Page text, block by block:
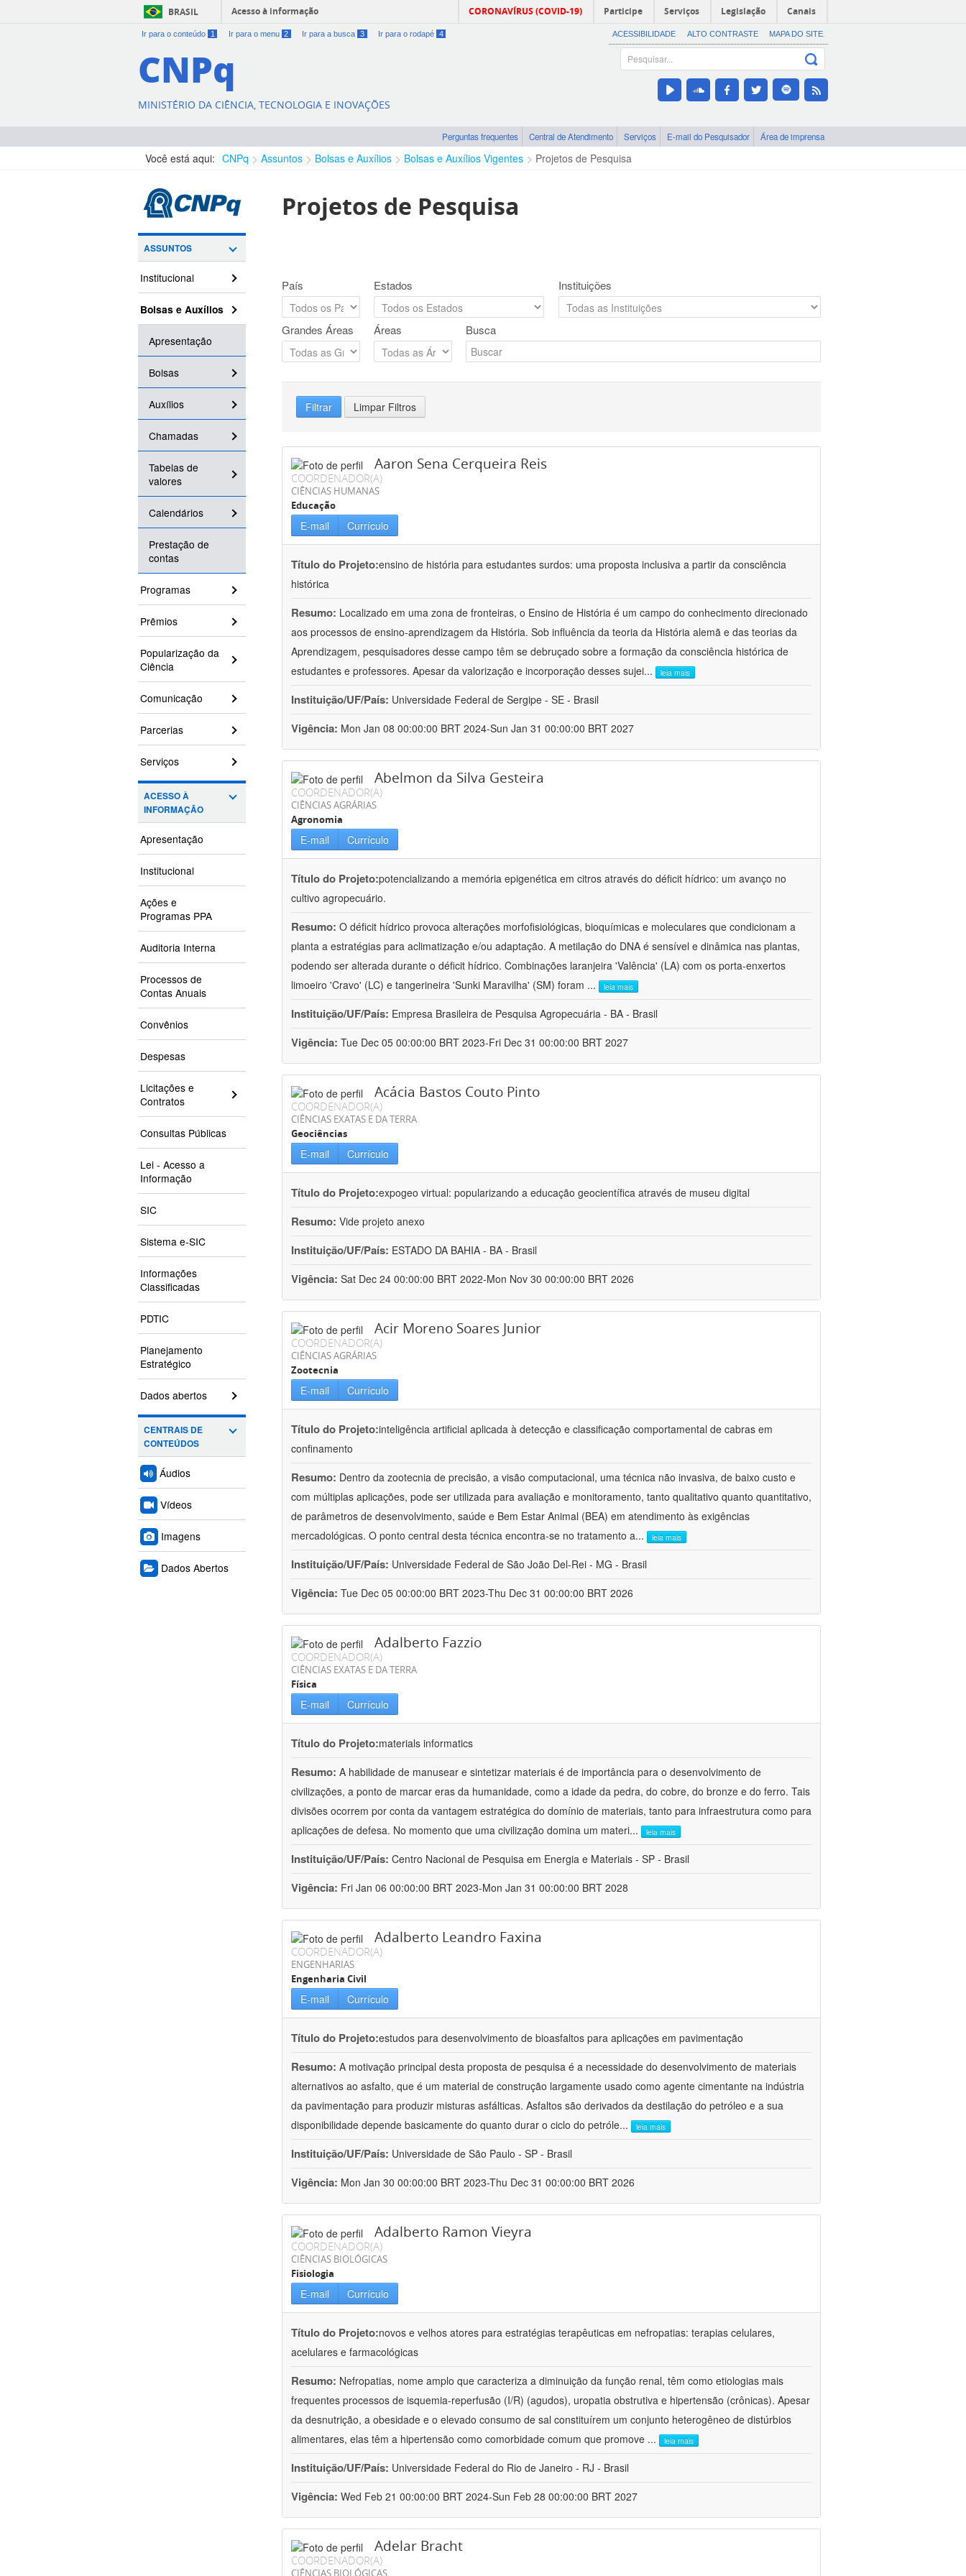
BRASIL Acesso à informação CORONAVÍRUS (COVID-19) Participe Serviços Legislação Canais
Ir para o conteúdo 1 Ir para o menu 2 Ir para a busca 3 Ir para o rodapé 4 ACESSIBILIDADE ALTO CONTRASTE MAPA DO SITE
CNPq
MINISTÉRIO DA CIÊNCIA, TECNOLOGIA E INOVAÇÕES
Perguntas frequentes Central de Atendimento Serviços E-mail do Pesquisador Área de imprensa
Você está aqui: CNPq Assuntos Bolsas e Auxílios Bolsas e Auxílios Vigentes Projetos de Pesquisa
ASSUNTOS
Institucional
Bolsas e Auxílios
Apresentação
Bolsas
Auxílios
Chamadas
Tabelas de
valores
Calendários
Prestação de
contas
Programas
Prêmios
Popularização da
Ciência
Comunicação
Parcerias
Serviços
ACESSO À
INFORMAÇÃO
Apresentação
Institucional
Ações e
Programas PPA
Auditoria Interna
Processos de
Contas Anuais
Convênios
Despesas
Licitações e
Contratos
Consultas Públicas
Lei - Acesso a
Informação
SIC
Sistema e-SIC
Informações
Classificadas
PDTIC
Planejamento
Estratégico
Dados abertos
CENTRAIS DE
CONTEÚDOS
Áudios
Vídeos
Imagens
Dados Abertos
Projetos de Pesquisa
País Estados Instituições
Grandes Áreas Áreas Busca
Filtrar Limpar Filtros
Aaron Sena Cerqueira Reis
COORDENADOR(A)
CIÊNCIAS HUMANAS
Educação
E-mail Currículo
Título do Projeto:ensino de história para estudantes surdos: uma proposta inclusiva a partir da consciência
histórica
Resumo: Localizado em uma zona de fronteiras, o Ensino de História é um campo do conhecimento direcionado
aos processos de ensino-aprendizagem da História. Sob influência da teoria da História alemã e das teorias da
Aprendizagem, pesquisadores desse campo têm se debruçado sobre a formação da consciência histórica de
estudantes e professores. Apesar da valorização e incorporação desses sujei... leia mais
Instituição/UF/País: Universidade Federal de Sergipe - SE - Brasil
Vigência: Mon Jan 08 00:00:00 BRT 2024-Sun Jan 31 00:00:00 BRT 2027
Abelmon da Silva Gesteira
COORDENADOR(A)
CIÊNCIAS AGRÁRIAS
Agronomia
E-mail Currículo
Título do Projeto:potencializando a memória epigenética em citros através do déficit hídrico: um avanço no
cultivo agropecuário.
Resumo: O déficit hídrico provoca alterações morfofisiológicas, bioquímicas e moleculares que condicionam a
planta a estratégias para aclimatização e/ou adaptação. A metilação do DNA é sensível e dinâmica nas plantas,
podendo ser alterada durante o déficit hídrico. Combinações laranjeira 'Valência' (LA) com os porta-enxertos
limoeiro 'Cravo' (LC) e tangerineira 'Sunki Maravilha' (SM) foram ... leia mais
Instituição/UF/País: Empresa Brasileira de Pesquisa Agropecuária - BA - Brasil
Vigência: Tue Dec 05 00:00:00 BRT 2023-Fri Dec 31 00:00:00 BRT 2027
Acácia Bastos Couto Pinto
COORDENADOR(A)
CIÊNCIAS EXATAS E DA TERRA
Geociências
E-mail Currículo
Título do Projeto:expogeo virtual: popularizando a educação geocientífica através de museu digital
Resumo: Vide projeto anexo
Instituição/UF/País: ESTADO DA BAHIA - BA - Brasil
Vigência: Sat Dec 24 00:00:00 BRT 2022-Mon Nov 30 00:00:00 BRT 2026
Acir Moreno Soares Junior
COORDENADOR(A)
CIÊNCIAS AGRÁRIAS
Zootecnia
E-mail Currículo
Título do Projeto:inteligência artificial aplicada à detecção e classificação comportamental de cabras em
confinamento
Resumo: Dentro da zootecnia de precisão, a visão computacional, uma técnica não invasiva, de baixo custo e
com múltiplas aplicações, pode ser utilizada para avaliação e monitoramento, tanto qualitativo quanto quantitativo,
de parâmetros de desenvolvimento, saúde e Bem Estar Animal (BEA) em atendimento às exigências
mercadológicas. O ponto central desta técnica encontra-se no tratamento a... leia mais
Instituição/UF/País: Universidade Federal de São João Del-Rei - MG - Brasil
Vigência: Tue Dec 05 00:00:00 BRT 2023-Thu Dec 31 00:00:00 BRT 2026
Adalberto Fazzio
COORDENADOR(A)
CIÊNCIAS EXATAS E DA TERRA
Física
E-mail Currículo
Título do Projeto:materials informatics
Resumo: A habilidade de manusear e sintetizar materiais é de importância para o desenvolvimento de
civilizações, a ponto de marcar eras da humanidade, como a idade da pedra, do cobre, do bronze e do ferro. Tais
divisões ocorrem por conta da vantagem estratégica do domínio de materiais, tanto para infraestrutura como para
aplicações de defesa. No momento que uma civilização domina um materi... leia mais
Instituição/UF/País: Centro Nacional de Pesquisa em Energia e Materiais - SP - Brasil
Vigência: Fri Jan 06 00:00:00 BRT 2023-Mon Jan 31 00:00:00 BRT 2028
Adalberto Leandro Faxina
COORDENADOR(A)
ENGENHARIAS
Engenharia Civil
E-mail Currículo
Título do Projeto:estudos para desenvolvimento de bioasfaltos para aplicações em pavimentação
Resumo: A motivação principal desta proposta de pesquisa é a necessidade do desenvolvimento de materiais
alternativos ao asfalto, que é um material de construção largamente usado como agente cimentante na indústria
da pavimentação para produzir misturas asfálticas. Asfaltos são derivados da destilação do petróleo e a sua
disponibilidade depende basicamente do quanto durar o ciclo do petróle... leia mais
Instituição/UF/País: Universidade de São Paulo - SP - Brasil
Vigência: Mon Jan 30 00:00:00 BRT 2023-Thu Dec 31 00:00:00 BRT 2026
Adalberto Ramon Vieyra
COORDENADOR(A)
CIÊNCIAS BIOLÓGICAS
Fisiologia
E-mail Currículo
Título do Projeto:novos e velhos atores para estratégias terapêuticas em nefropatias: terapias celulares,
acelulares e farmacológicas
Resumo: Nefropatias, nome amplo que caracteriza a diminuição da função renal, têm como etiologias mais
frequentes processos de isquemia-reperfusão (I/R) (agudos), uropatia obstrutiva e hipertensão (crônicas). Apesar
da desnutrição, a obesidade e o elevado consumo de sal constituírem um conjunto heterogêneo de distúrbios
alimentares, elas têm a hipertensão como comorbidade comum que promove ... leia mais
Instituição/UF/País: Universidade Federal do Rio de Janeiro - RJ - Brasil
Vigência: Wed Feb 21 00:00:00 BRT 2024-Sun Feb 28 00:00:00 BRT 2027
Adelar Bracht
COORDENADOR(A)
CIÊNCIAS BIOLÓGICAS